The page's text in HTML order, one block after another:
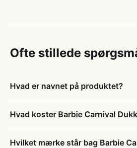
Ofte stillede
Hvad er navnet på produktet?
Hvad koster Barbie Carnival
Hvilket mærke står bag Barbie